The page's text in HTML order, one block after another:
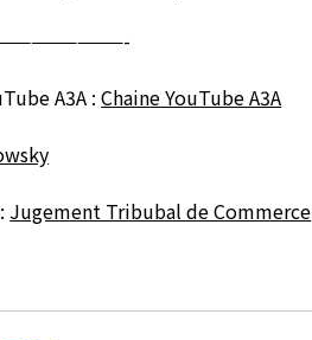
A3A :Chaine YouTube A3A
Jugement Tribubal de Commerce